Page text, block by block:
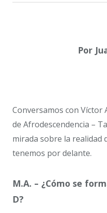
Por
Conversamos con Víctor
de Afrodescendencia –
mirada sobre la realidad
tenemos por delante.
M.A. – ¿Cómo se
D?